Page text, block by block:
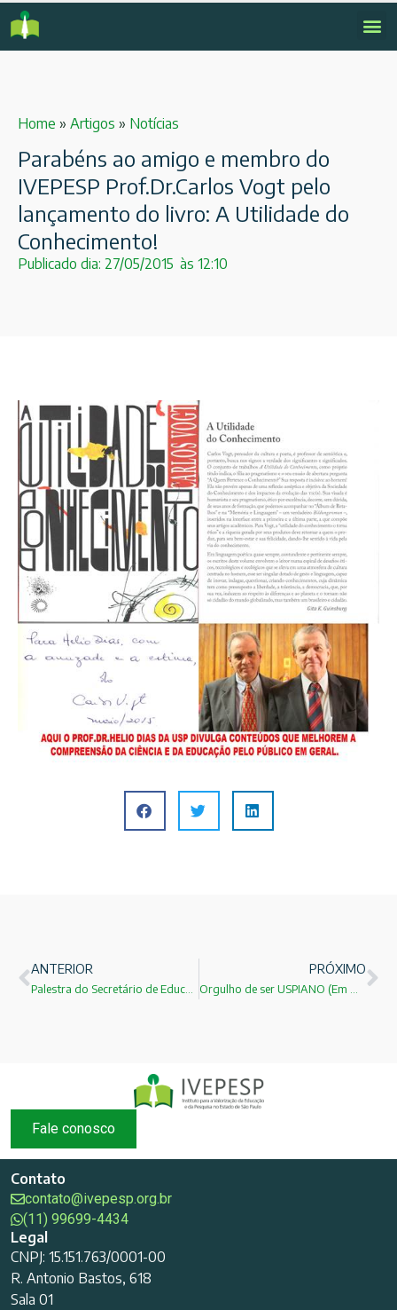
Home » Artigos » Notícias
Parabéns ao amigo e membro do
IVEPESP Prof.Dr.Carlos Vogt pelo
lançamento do livro: A Utilidade do
Conhecimento!
Publicado dia: 27/05/2015 às 12:10
ANTERIOR
Palestra do Secretário de Educação Prof.Dr.Herman Jacobus Cornelis Voorwald no evento do IVEPESP!
PRÓXIMO
Orgulho de ser USPIANO (Em Março último completei 43 anos de USP)
Fale conosco
Contato
contato@ivepesp.org.br
(11) 99699-4434
Legal
CNPJ: 15.151.763/0001-00
R. Antonio Bastos, 618
Sala 01